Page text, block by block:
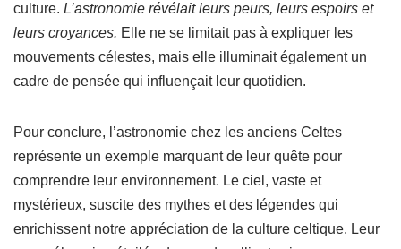
culture. L’astronomie révélait leurs peurs, leurs espoirs et
leurs croyances. Elle ne se limitait pas à expliquer les
mouvements célestes, mais elle illuminait également un
cadre de pensée qui influençait leur quotidien.
Pour conclure, l’astronomie chez les anciens Celtes
représente un exemple marquant de leur quête pour
comprendre leur environnement. Le ciel, vaste et
mystérieux, suscite des mythes et des légendes qui
enrichissent notre appréciation de la culture celtique. Leur